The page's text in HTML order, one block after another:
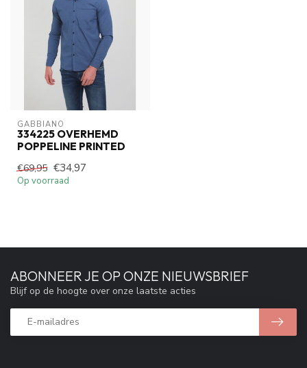
GABBIANO
334225 OVERHEMD
POPPELINE PRINTED
€69,95 €34,97
Op voorraad
ABONNEER JE OP ONZE NIEUWSBRIEF
Blijf op de hoogte over onze laatste acties